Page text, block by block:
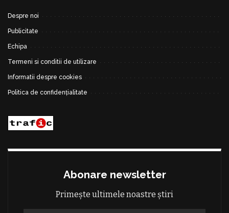
Despre noi
Publicitate
Echipa
Termeni si conditii de utilizare
Informatii despre cookies
Politica de confidențialitate
Abonare newsletter
Primește ultimele noastre știri